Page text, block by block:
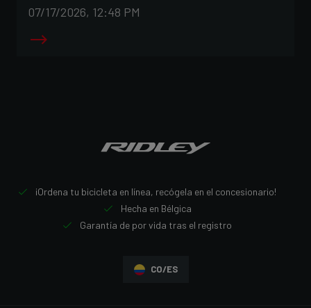
07/17/2026, 12:48 PM
¡Ordena tu bicicleta en línea, recógela en el concesionario!
Hecha en Bélgica
Garantía de por vida tras el registro
CO/ES